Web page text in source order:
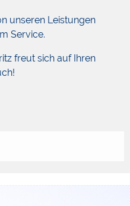
unseren Leistungen
Service.
freut sich auf Ihren